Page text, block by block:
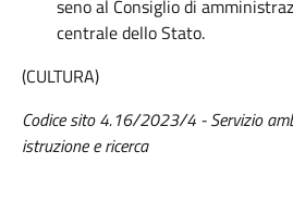
seno al Consiglio di
centrale dello Stato.
(CULTURA)
Codice sito 4.16/2023/4 - Servizio
istruzione e ricerca